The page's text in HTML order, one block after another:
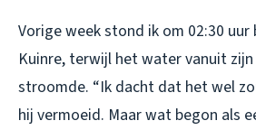
Vorige week stond ik om 02:30 uur
Kuinre, terwijl het water vanuit
stroomde. “Ik dacht dat het wel
hij vermoeid. Maar wat begon als